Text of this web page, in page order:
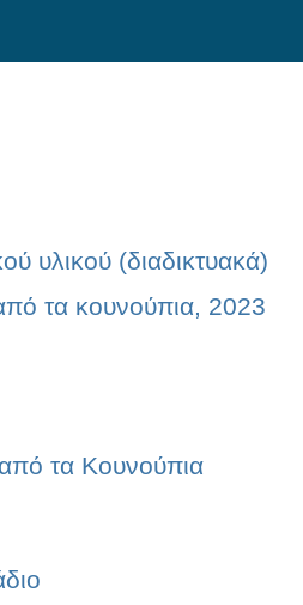
υλικού (διαδικτυακά)
τα κουνούπια, 2023
τα Κουνούπια